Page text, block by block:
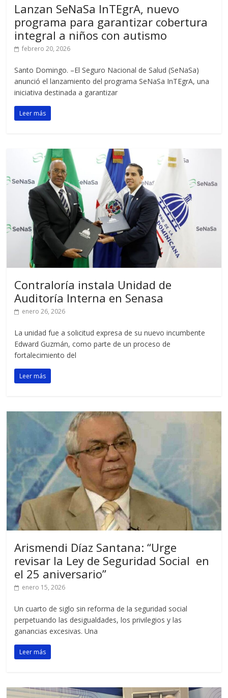
Lanzan SeNaSa InTEgrA, nuevo
programa para garantizar cobertura
integral a niños con autismo
febrero 20, 2026
Santo Domingo. –El Seguro Nacional de Salud (SeNaSa)
anunció el lanzamiento del programa SeNaSa InTEgrA, una
iniciativa destinada a garantizar
Leer más
Contraloría instala Unidad de
Auditoría Interna en Senasa
enero 26, 2026
La unidad fue a solicitud expresa de su nuevo incumbente
Edward Guzmán, como parte de un proceso de
fortalecimiento del
Leer más
Arismendi Díaz Santana: “Urge
revisar la Ley de Seguridad Social en
el 25 aniversario”
enero 15, 2026
Un cuarto de siglo sin reforma de la seguridad social
perpetuando las desigualdades, los privilegios y las
ganancias excesivas. Una
Leer más